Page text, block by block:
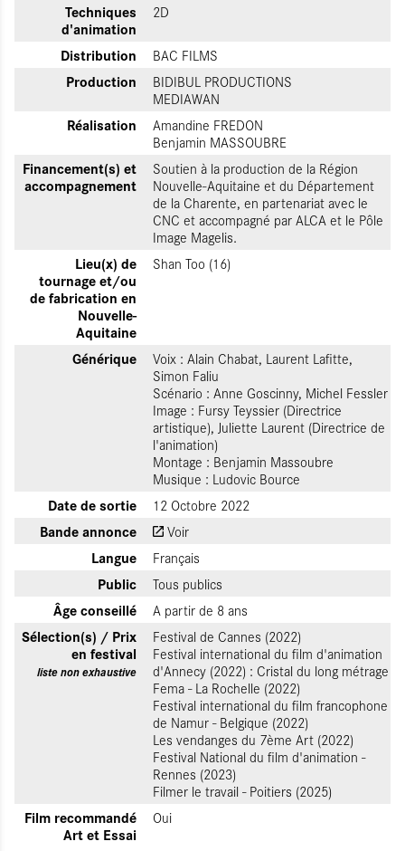
Techniques
d'animation
2D
Distribution BAC FILMS
Production
BIDIBUL PRODUCTIONS
MEDIAWAN
Réalisation
Amandine FREDON
Benjamin MASSOUBRE
Financement(s) et
accompagnement
Soutien à la production de la Région
Nouvelle-Aquitaine et du Département
de la Charente, en partenariat avec le
CNC et accompagné par ALCA et le Pôle
Image Magelis.
Lieu(x) de
tournage et/ou
de fabrication en
Nouvelle-
Aquitaine
Shan Too (16)
Générique
Voix : Alain Chabat, Laurent Lafitte,
Simon Faliu
Scénario : Anne Goscinny, Michel Fessler
Image : Fursy Teyssier (Directrice
artistique), Juliette Laurent (Directrice de
l'animation)
Montage : Benjamin Massoubre
Musique : Ludovic Bource
Date de sortie 12 Octobre 2022
Bande annonce Voir
Langue Français
Public Tous publics
Âge conseillé A partir de 8 ans
Sélection(s) / Prix
en festival
liste non exhaustive
Festival de Cannes (2022)
Festival international du film d'animation
d'Annecy (2022) : Cristal du long métrage
Fema - La Rochelle (2022)
Festival international du film francophone
de Namur - Belgique (2022)
Les vendanges du 7ème Art (2022)
Festival National du film d'animation -
Rennes (2023)
Filmer le travail - Poitiers (2025)
Film recommandé
Art et Essai
Oui